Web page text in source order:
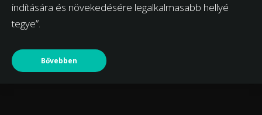
indítására és növekedésére legalkalmasabb hellyé
tegye”.
Bővebben